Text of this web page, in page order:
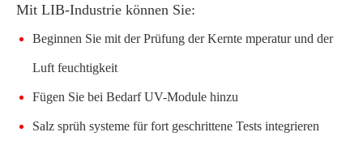
Mit LIB-Industrie können Sie:
Beginnen Sie mit der Prüfung der Kernte mperatur und der
Luft feuchtigkeit
Fügen Sie bei Bedarf UV-Module hinzu
Salz sprüh systeme für fort geschrittene Tests integrieren